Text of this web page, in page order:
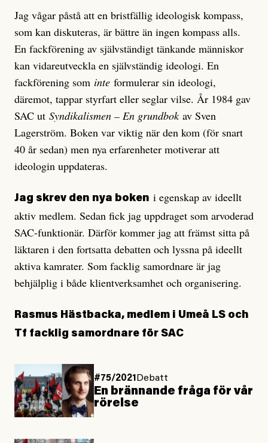
Jag vågar påstå att en bristfällig ideologisk kompass,
som kan diskuteras, är bättre än ingen kompass alls.
En fackförening av självständigt tänkande människor
kan vidareutveckla en självständig ideologi. En
fackförening som inte formulerar sin ideologi,
däremot, tappar styrfart eller seglar vilse. År 1984 gav
SAC ut Syndikalismen – En grundbokav Sven
Lagerström. Boken var viktig när den kom (för snart
40 år sedan) men nya erfarenheter motiverar att
ideologin uppdateras.
Jag skrev den nya boken i egenskap av ideellt
aktiv medlem. Sedan fick jag uppdraget som arvoderad
SAC-funktionär. Därför kommer jag att främst sitta på
läktaren i den fortsatta debatten och lyssna på ideellt
aktiva kamrater. Som facklig samordnare är jag
behjälplig i både klientverksamhet och organisering.
Rasmus Hästbacka, medlem i Umeå LS och
Tf facklig samordnare för SAC
#75/2021Debatt
En brännande fråga för vår
rörelse